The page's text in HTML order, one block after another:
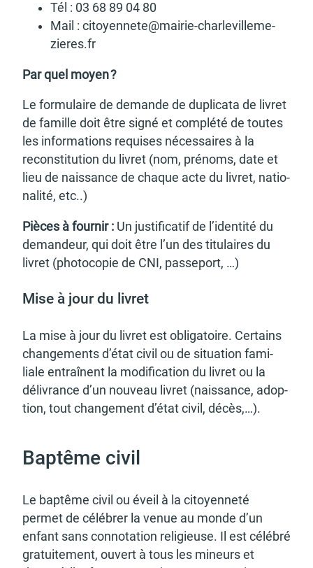
Tél : 03 68 89 04 80
Mail : citoyen­ne­te@­mai­rie-char­le­vil­le­me­
zieres.fr
Par quel moyen ?
Le formu­laire de demande de dupli­cata de livret
de famille doit être signé et complété de toutes
les infor­ma­tions requises néces­saires à la
recons­ti­tu­tion du livret (nom, prénoms, date et
lieu de nais­sance de chaque acte du livret, natio­
na­lité, etc..)
Pièces à four­nir : Un justi­fi­ca­tif de l’iden­tité du
deman­deur, qui doit être l’un des titu­laires du
livret (photo­co­pie de CNI, passe­port, …)
Mise à jour du livret
La mise à jour du livret est obli­ga­toire. Certains
chan­ge­ments d’état civil ou de situa­tion fami­
liale entraînent la modi­fi­ca­tion du livret ou la
déli­vrance d’un nouveau livret (nais­sance, adop­
tion, tout chan­ge­ment d’état civil, décès,…).
Baptême civil
Le baptême civil ou éveil à la citoyen­neté
permet de célé­brer la venue au monde d’un
enfant sans conno­ta­tion reli­gieuse. Il est célé­bré
gratui­te­ment, ouvert à tous les mineurs et